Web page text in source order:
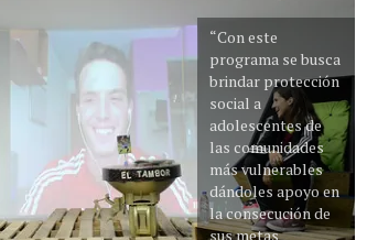
“Con este
programa se busca
brindar protección
social a
adolescentes de
las comunidades
más vulnerables
dándoles apoyo en
la consecución de
sus metas